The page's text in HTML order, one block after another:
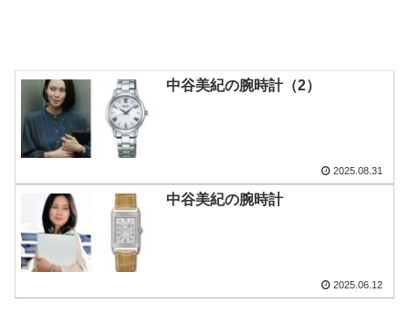
中谷美紀の腕時計（2）
2025.08.31
中谷美紀の腕時計
2025.06.12